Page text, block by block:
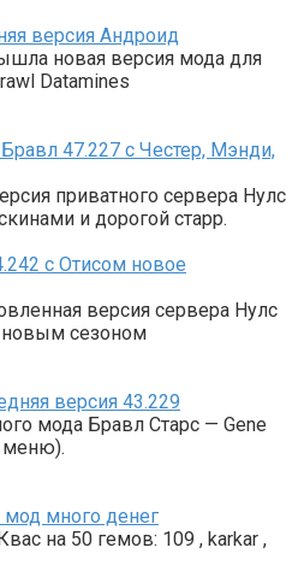
версия Андроид
новая версия мода для
Datamines
47.227 с Честер, Мэнди,
приватного сервера Нулс
и дорогой старр.
с Отисом новое
версия сервера Нулс
новым сезоном
версия 43.229
мода Бравл Старс — Gene
меню).
мод много денег
на 50 гемов: 109 , karkar ,